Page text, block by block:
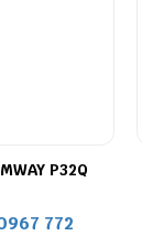
772